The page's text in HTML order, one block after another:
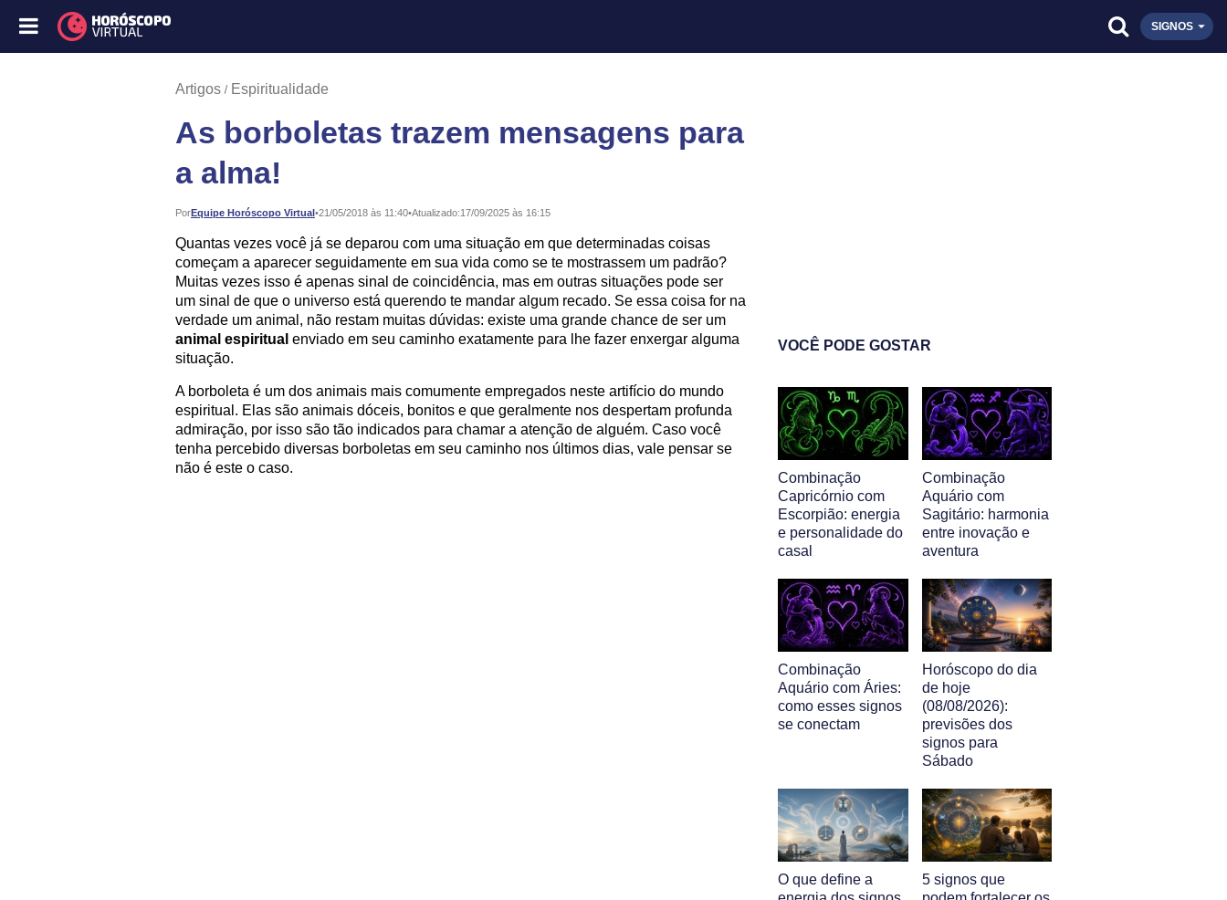
SIGNOS
Artigos Espiritualidade
As borboletas trazem mensagens para
a alma!
PorEquipe Horóscopo Virtual•
Publicado: 21/05/2018 às 11:40•Atualizado:17/09/2025 às 16:15
Quantas vezes você já se deparou com uma situação em que determinadas coisas
começam a aparecer seguidamente em sua vida como se te mostrassem um padrão?
Muitas vezes isso é apenas sinal de coincidência, mas em outras situações pode ser
um sinal de que o universo está querendo te mandar algum recado. Se essa coisa for na
verdade um animal, não restam muitas dúvidas: existe uma grande chance de ser um
animal espiritual enviado em seu caminho exatamente para lhe fazer enxergar alguma
situação.
A borboleta é um dos animais mais comumente empregados neste artifício do mundo
espiritual. Elas são animais dóceis, bonitos e que geralmente nos despertam profunda
admiração, por isso são tão indicados para chamar a atenção de alguém. Caso você
tenha percebido diversas borboletas em seu caminho nos últimos dias, vale pensar se
não é este o caso.
VOCÊ PODE GOSTAR
Combinação
Capricórnio com
Escorpião: energia
e personalidade do
casal
Combinação
Aquário com
Sagitário: harmonia
entre inovação e
aventura
Combinação
Aquário com Áries:
como esses signos
se conectam
Horóscopo do dia
de hoje
(08/08/2026):
previsões dos
signos para
Sábado
O que define a
5 signos que